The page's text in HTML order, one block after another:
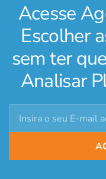
Acesse
Escolher
sem ter
Analisar